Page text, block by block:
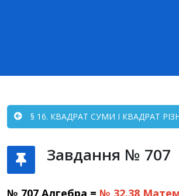
§ 16. КВАДРАТ СУМИ І КВАДРАТ
Завдання № 707
№ 707 Алгебра = № 32.38